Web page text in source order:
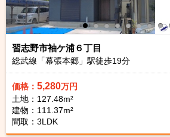
習志野市袖ケ浦６丁目
総武線「幕張本郷」駅徒歩19分
価格： 5,280万円
土地：127.48m²
建物：111.37m²
間取：3LDK